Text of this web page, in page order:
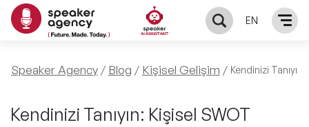
EN
KONUŞMACILAR
Yerel Konuşmacılar
KONULAR
Speaker Agency Blog Kişisel Gelişim Kendinizi
Kendinizi Tanıyın: Kişisel SWOT